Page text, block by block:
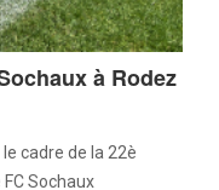
à Rodez
le cadre de la 22è
Sochaux